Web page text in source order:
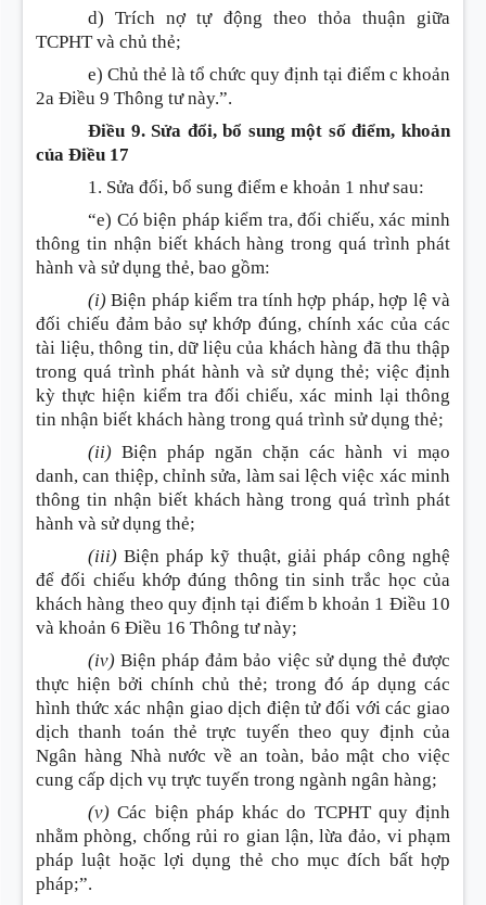
d) Trích nợ tự động theo thỏa thuận giữa
TCPHT và chủ thẻ;
e) Chủ thẻ là tổ chức quy định tại điểm c khoản
2a Điều 9 Thông tư này.”.
Điều 9. Sửa đổi, bổ sung một số điểm, khoản
của Điều 17
1. Sửa đổi, bổ sung điểm e khoản 1 như sau:
“e) Có biện pháp kiểm tra, đối chiếu, xác minh
thông tin nhận biết khách hàng trong quá trình phát
hành và sử dụng thẻ, bao gồm:
(i) Biện pháp kiểm tra tính hợp pháp, hợp lệ và
đối chiếu đảm bảo sự khớp đúng, chính xác của các
tài liệu, thông tin, dữ liệu của khách hàng đã thu thập
trong quá trình phát hành và sử dụng thẻ; việc định
kỳ thực hiện kiểm tra đối chiếu, xác minh lại thông
tin nhận biết khách hàng trong quá trình sử dụng thẻ;
(ii) Biện pháp ngăn chặn các hành vi mạo
danh, can thiệp, chỉnh sửa, làm sai lệch việc xác minh
thông tin nhận biết khách hàng trong quá trình phát
hành và sử dụng thẻ;
(iii) Biện pháp kỹ thuật, giải pháp công nghệ
để đối chiếu khớp đúng thông tin sinh trắc học của
khách hàng theo quy định tại điểm b khoản 1 Điều 10
và khoản 6 Điều 16 Thông tư này;
(iv) Biện pháp đảm bảo việc sử dụng thẻ được
thực hiện bởi chính chủ thẻ; trong đó áp dụng các
hình thức xác nhận giao dịch điện tử đối với các giao
dịch thanh toán thẻ trực tuyến theo quy định của
Ngân hàng Nhà nước về an toàn, bảo mật cho việc
cung cấp dịch vụ trực tuyến trong ngành ngân hàng;
(v) Các biện pháp khác do TCPHT quy định
nhằm phòng, chống rủi ro gian lận, lừa đảo, vi phạm
pháp luật hoặc lợi dụng thẻ cho mục đích bất hợp
pháp;”.